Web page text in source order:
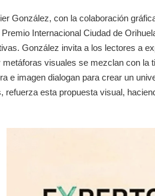
González, con la colaboración
Internacional Ciudad de
González invita a los lectores a
visuales se mezclan con
e imagen dialogan para crear un
esta propuesta visual,